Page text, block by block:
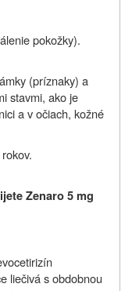
pokožky).
(príznaky) a
stavmi, ako je
a v očiach, kožné
Zenaro 5 mg
liečivá s obdobnou